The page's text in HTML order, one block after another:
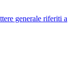
generale riferiti a